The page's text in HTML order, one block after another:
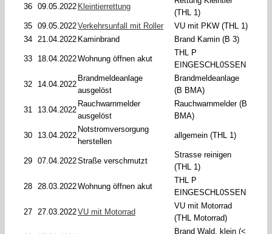
36 09.05.2022 Kleintierrettung
(THL 1)
35 09.05.2022Verkehrsunfall mit Roller
VU mit PKW (THL 1)
34 21.04.2022 Kaminbrand Brand Kamin (B 3)
33 18.04.2022Wohnung öffnen akut
THL P
EINGESCHL0SSEN
32 14.04.2022
Brandmeldeanlage
ausgelöst
Brandmeldeanlage
(B BMA)
31 13.04.2022
Rauchwarnmelder
ausgelöst
Rauchwarnmelder (B
BMA)
30 13.04.2022
Notstromversorgung
herstellen
allgemein (THL 1)
29 07.04.2022Straße verschmutzt
Strasse reinigen
(THL 1)
28 28.03.2022Wohnung öffnen akut
THL P
EINGESCHL0SSEN
27 27.03.2022VU mit Motorrad
VU mit Motorrad
(THL Motorrad)
Brand Wald, klein (<